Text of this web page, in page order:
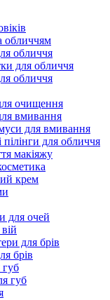
обличчям
обличчя
для обличчя
обличчя
очищення
вмивання
для вмивання
пілінги для обличчя
макіяжу
крем
для очей
для брів
брів
губ
губ